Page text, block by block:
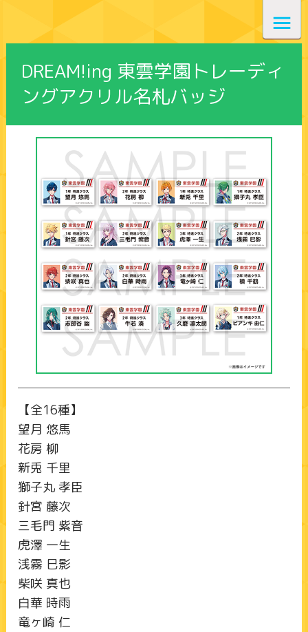
DREAM!ing 東雲学園トレーディ
ングアクリル名札バッジ
【全16種】
望月 悠馬
花房 柳
新兎 千里
獅子丸 孝臣
針宮 藤次
三毛門 紫音
虎澤 一生
浅霧 巳影
柴咲 真也
白華 時雨
竜ヶ崎 仁